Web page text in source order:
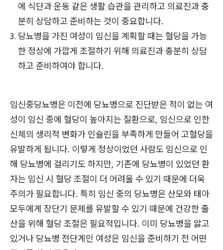
에 식단과 운동 같은 생활 습관을 관리하고 의료진과 충
분히 상담하고 준비하는 것이 중요합니다.
당뇨병을 가진 여성이 임신을 계획할 때는 혈당을 가능
한 정상에 가깝게 조절하기 위해 의료진과 충분히 상담
하고 준비하여야 합니다.
임신중당뇨병은 이전에 당뇨병으로 진단받은 적이 없는 여
성이 임신 중에 혈당이 높아지는 질환으로, 임신으로 인한
신체의 생리적 변화가 인슐린을 부족하게 만들어 고혈당을
유발하게 됩니다. 이렇게 정상이었던 사람도 임신으로 인
해 당뇨병에 걸리기도 하지만, 기존에 당뇨병이 있었던 환
자는 임신 시 혈당 조절이 더 어려울 수 있기 때문에 더욱
주의가 필요합니다. 특히 임신 중의 당뇨병은 산모와 태아
모두에게 장단기 문제를 유발할 수 있기 때문에 건강한 출
산을 위해 혈당 조절은 필요적입니다. 이미 당뇨병을 앓고
있거나 당뇨병 전단계인 여성은 임신을 준비하기 전 어떤